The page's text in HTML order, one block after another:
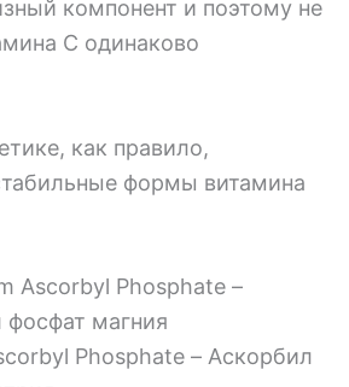
компонент и поэтому не
С одинаково
как правило,
формы витамина
Ascorbyl Phosphate –
магния
Phosphate – Аскорбил